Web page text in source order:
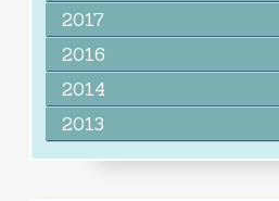
2017
2016
2014
2013